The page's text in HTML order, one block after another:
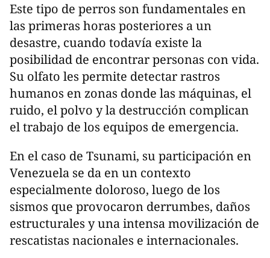
Este tipo de perros son fundamentales en
las primeras horas posteriores a un
desastre, cuando todavía existe la
posibilidad de encontrar personas con vida.
Su olfato les permite detectar rastros
humanos en zonas donde las máquinas, el
ruido, el polvo y la destrucción complican
el trabajo de los equipos de emergencia.
En el caso de Tsunami, su participación en
Venezuela se da en un contexto
especialmente doloroso, luego de los
sismos que provocaron derrumbes, daños
estructurales y una intensa movilización de
rescatistas nacionales e internacionales.